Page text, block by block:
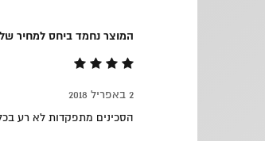
המוצר נחמד ביחס למחיר
2 באפריל 2018
הסכינים מתפקדות לא רע